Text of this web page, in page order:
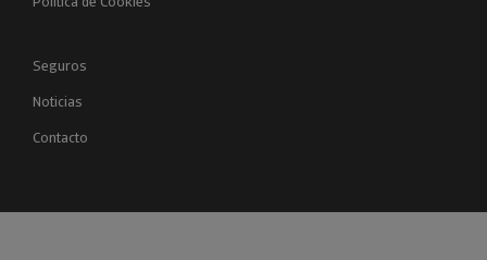
Seguros
Noticias
Contacto